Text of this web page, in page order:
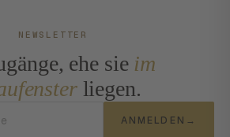
NEWSLETTER
ehe sie im
liegen.
ANMELDEN →